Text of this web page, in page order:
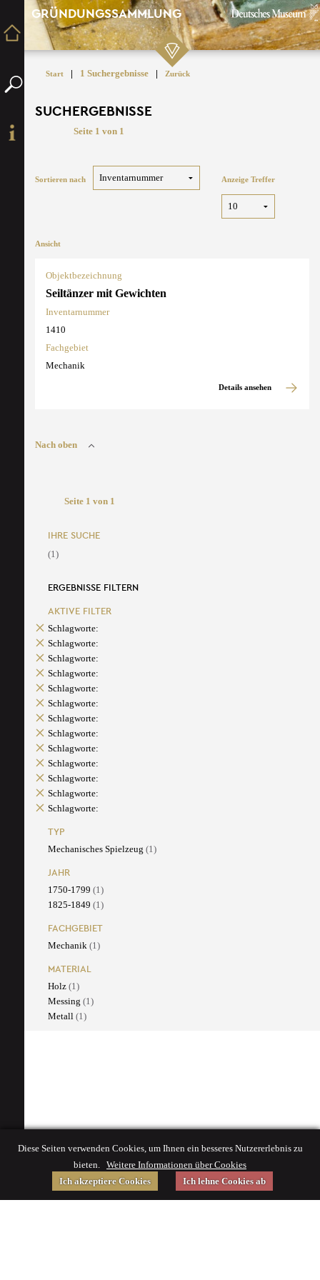
GRÜNDUNGSSAMMLUNG
Start | 1 Suchergebnisse | Zurück
SUCHERGEBNISSE
Seite 1 von 1
Sortieren nach Anzeige Treffer
Ansicht
Objektbezeichnung
Seiltänzer mit Gewichten
Inventarnummer
1410
Fachgebiet
Mechanik
Details ansehen
Nach oben
Seite 1 von 1
IHRE SUCHE
(1)
ERGEBNISSE FILTERN
AKTIVE FILTER
Schlagworte:
Schlagworte:
Schlagworte:
Schlagworte:
Schlagworte:
Schlagworte:
Schlagworte:
Schlagworte:
Schlagworte:
Schlagworte:
Schlagworte:
Schlagworte:
Schlagworte:
TYP
Mechanisches Spielzeug (1)
JAHR
1750-1799 (1)
1825-1849 (1)
FACHGEBIET
Mechanik (1)
MATERIAL
Holz (1)
Messing (1)
Metall (1)
Diese Seiten verwenden Cookies, um Ihnen ein besseres Nutzererlebnis zu
bieten. Weitere Informationen über Cookies
Ich akzeptiere Cookies
Ich lehne Cookies ab